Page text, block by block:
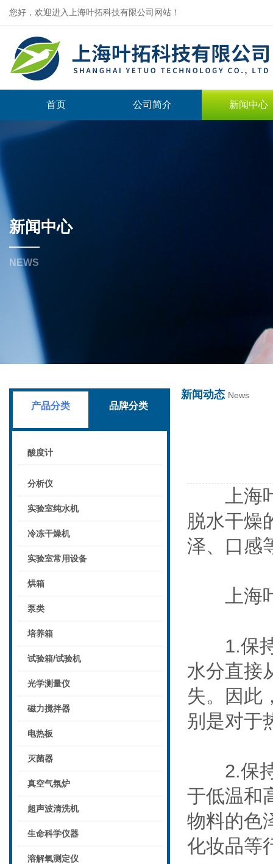
您好，欢迎进入上海叶拓科技有限公司网站！
上海叶拓科技有限公司
首页 公司简介 新闻中心
新闻中心
NEWS
产品分类 品牌分类
酸度计
分析仪
实验室纯水机
冷冻干燥机
实验室常用设备
烘箱
泵类
培养箱
试验箱/试验机
光学测量仪
磁力搅拌器
电热板
灭菌器
真空气氛炉
超声波清洗机
生命科学仪器
溶解氧测定仪
新闻动态 News
上海叶
脱水干燥
泽、口感
上海
1.保持
水分直接
失。因此
别是对于
2.保持
于低温和
物料的色
化妆品等